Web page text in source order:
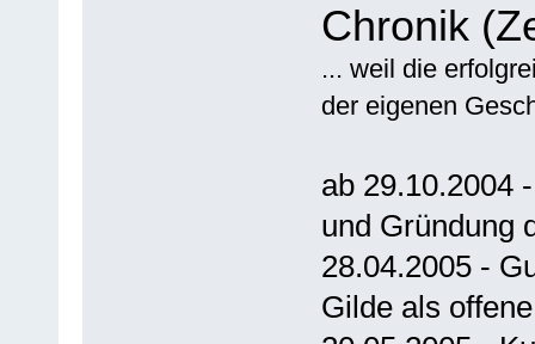
Chronik
... weil die
der eigenen
ab 29.10.2004
und Gründung
28.04.2005 -
Gilde als